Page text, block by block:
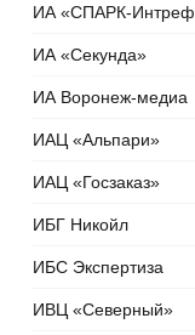
ИА «СПАРК-
ИА «Секунда»
ИА Воронеж-медиа
ИАЦ «Альпари»
ИАЦ «Госзаказ»
ИБГ Никойл
ИБС Экспертиза
ИВЦ «Северный»